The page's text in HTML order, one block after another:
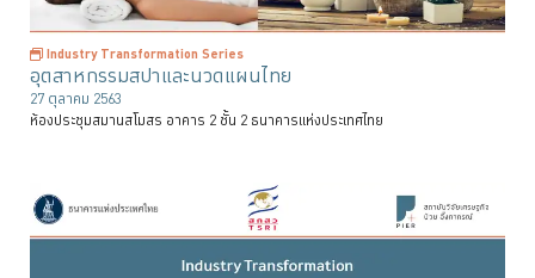
Industry Transformation Series
อุตสาหกรรมสปาและนวดแผนไทย
27 ตุลาคม 2563
ห้องประชุมสมานสโมสร อาคาร 2 ชั้น 2 ธนาคารแห่งประเทศไทย